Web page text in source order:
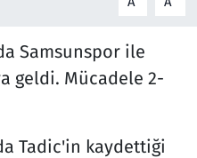
Samsunspor ile
geldi. Mücadele 2-
Tadic'in kaydettiği